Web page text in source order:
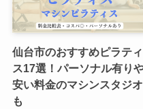
仙台市のおすすめピラティ
ス17選！パーソナル有り
安い料金のマシンスタジオ
も